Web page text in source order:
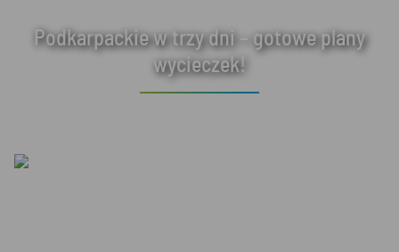
Podkarpackie w trzy dni – gotowe plany
wycieczek!